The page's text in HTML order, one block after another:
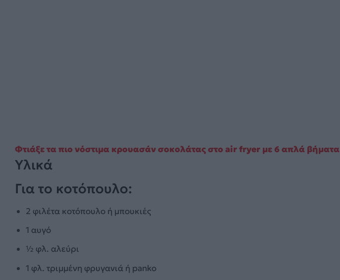
Φτιάξε τα πιο νόστιμα κρουασάν σοκολάτας στο air fryer με 6 απλά βήματα
Υλικά
Για το κοτόπουλο:
2 φιλέτα κοτόπουλο ή μπουκιές
1 αυγό
½ φλ. αλεύρι
1 φλ. τριμμένη φρυγανιά ή panko